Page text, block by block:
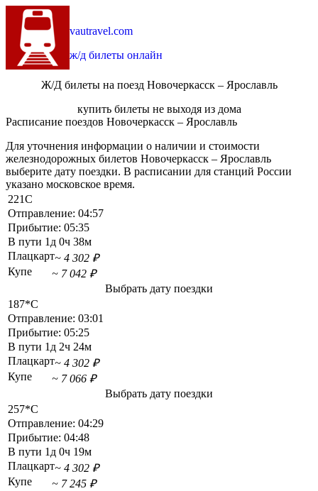
vautravel.com
ж/д билеты онлайн
Ж/Д билеты на поезд Новочеркасск – Ярославль
купить билеты не выходя из дома
Расписание поездов Новочеркасск – Ярославль
Для уточнения информации о наличии и стоимости
железнодорожных билетов Новочеркасск – Ярославль
выберите дату поездки. В расписании для станций России
указано московское время.
221С
Отправление: 04:57
Прибытие: 05:35
В пути 1д 0ч 38м
Плацкарт~ 4 302 ₽
Купе
~ 7 042 ₽
Выбрать дату поездки
187*С
Отправление: 03:01
Прибытие: 05:25
В пути 1д 2ч 24м
Плацкарт~ 4 302 ₽
Купе
~ 7 066 ₽
Выбрать дату поездки
257*С
Отправление: 04:29
Прибытие: 04:48
В пути 1д 0ч 19м
Плацкарт~ 4 302 ₽
Купе
~ 7 245 ₽